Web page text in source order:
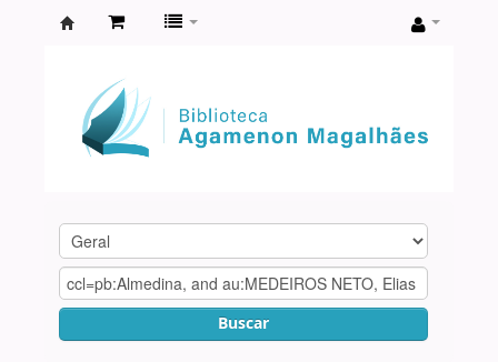
Agamenon
Magalhães
Buscar